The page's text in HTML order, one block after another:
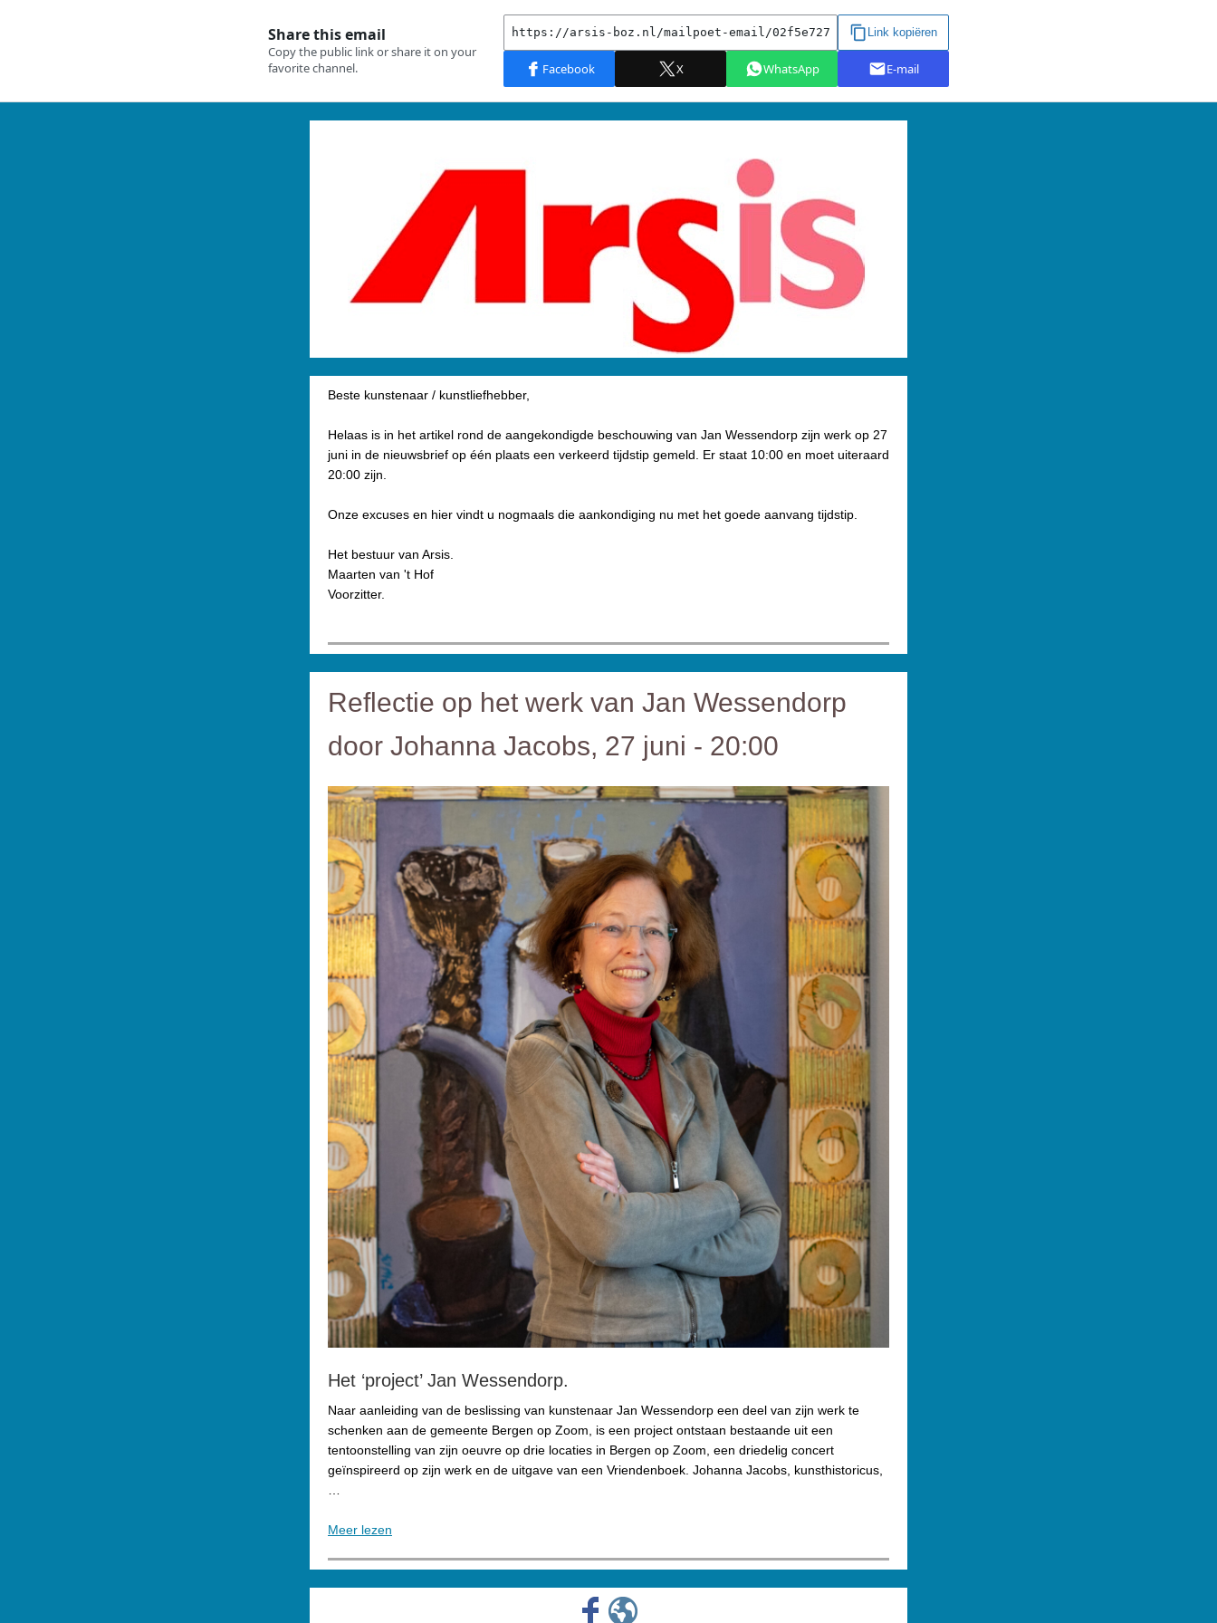
Beste kunstenaar / kunstliefhebber,
Helaas is in het artikel rond de aangekondigde beschouwing van Jan Wessendorp zijn werk op 27
juni in de nieuwsbrief op één plaats een verkeerd tijdstip gemeld. Er staat 10:00 en moet uiteraard
20:00 zijn.
Onze excuses en hier vindt u nogmaals die aankondiging nu met het goede aanvang tijdstip.
Het bestuur van Arsis.
Maarten van 't Hof
Voorzitter.
Reflectie op het werk van Jan Wessendorp
door Johanna Jacobs, 27 juni - 20:00
Het ‘project’ Jan Wessendorp.
Naar aanleiding van de beslissing van kunstenaar Jan Wessendorp een deel van zijn werk te
schenken aan de gemeente Bergen op Zoom, is een project ontstaan bestaande uit een
tentoonstelling van zijn oeuvre op drie locaties in Bergen op Zoom, een driedelig concert
geïnspireerd op zijn werk en de uitgave van een Vriendenboek. Johanna Jacobs, kunsthistoricus,
Meer lezen